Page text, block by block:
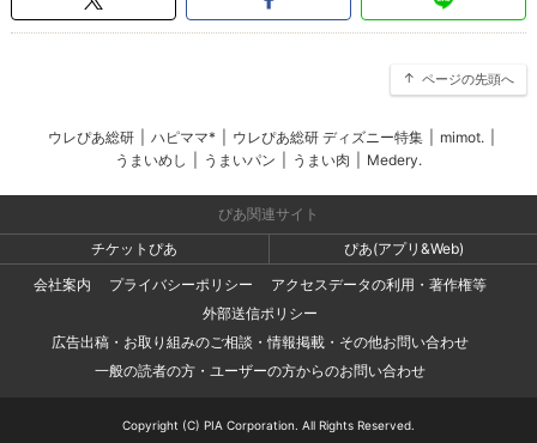
ページの先頭へ
ウレぴあ総研 ハピママ* ウレぴあ総研 ディズニー特集 mimot.
うまいめし
うまいパン うまい肉 Medery.
ぴあ関連サイト
チケットぴあ
ぴあ(アプリ&Web)
会社案内
プライバシーポリシー
アクセスデータの利用・著作権等
外部送信ポリシー
広告出稿・お取り組みのご相談・情報掲載・その他お問い合わせ
一般の読者の方・ユーザーの方からのお問い合わせ
Copyright (C) PIA Corporation. All Rights Reserved.